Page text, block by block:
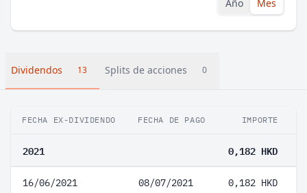
Año Mes
Dividendos 13 Splits de acciones 0
FECHA EX-DIVIDENDO FECHA DE PAGO IMPORTE
2021 0,182 HKD
16/06/2021 08/07/2021 0,182 HKD